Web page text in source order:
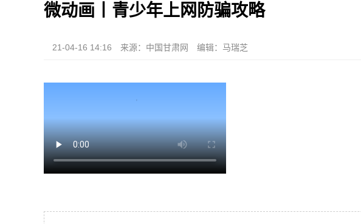
微动画丨青少年上网防骗攻略
21-04-16 14:16 来源：中国甘肃网 编辑：马瑞芝
Play
Video